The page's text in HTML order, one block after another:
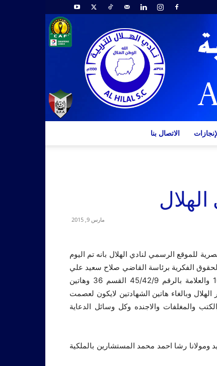
الاتصال بنا
مارس 9, 2015
للموقع الرسمي لنادي الهلال بانه تم اليوم
رقم 7 المرفوعة في محكمة الحقوق الفكرية برئاسة القاضي صلاح سعيد علي
اصدار قرار بالغاء تسجيل الشهادتين بالارقام 45/38/1 القسم 16 والعلامة بالرقم 45/42/9 القسم 36 وهاتين
وبالغاء هاتين الشهادتين لايكون لعصمت
والمغلفات والاجنده وكل وسائل الدعاية
رشا احمد محمد المستشارين بالملكية